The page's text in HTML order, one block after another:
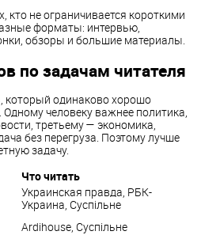
кто не ограничивается короткими
форматы: интервью,
обзоры и большие материалы.
по задачам читателя
который одинаково хорошо
человеку важнее политика,
третьему — экономика,
без перегруза. Поэтому лучше
задачу.
Что читать
Украинская правда, РБК-
Украина, Суспільне
Ardihouse, Суспільне